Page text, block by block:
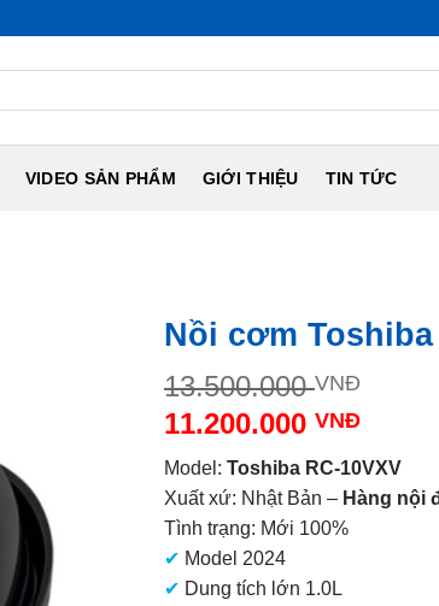
NỘI ĐỊA
VIDEO SẢN PHẨM GIỚI THIỆU TIN TỨC
Nồi cơm Toshiba
13.500.000VNĐ
11.200.000 VNĐ
hiện
tại
là:
11.200.000 VNĐ.
Model: Toshiba RC-10VXV
Xuất xứ: Nhật Bản – Hàng nội
Tình trạng: Mới 100%
✔ Model 2024
✔ Dung tích lớn 1.0L